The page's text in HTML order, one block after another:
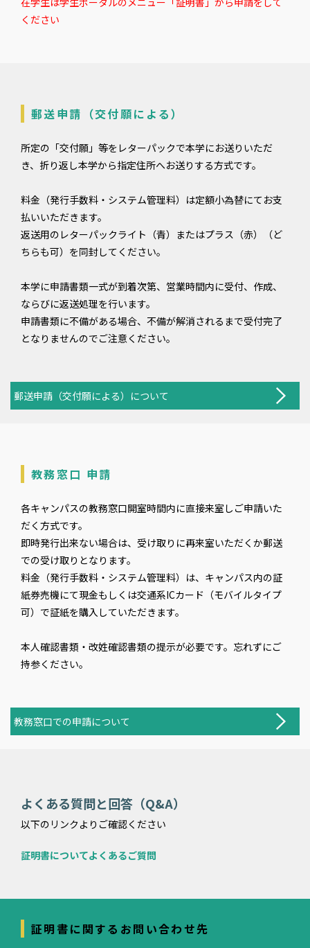
ください
郵送申請（交付願による）
所定の「交付願」等をレターパックで本学にお送りいただ
き、折り返し本学から指定住所へお送りする方式です。
料金（発行手数料・システム管理料）は定額小為替にてお支
払いいただきます。
返送用のレターパックライト（青）またはプラス（赤）（ど
ちらも可）を同封してください。
本学に申請書類一式が到着次第、営業時間内に受付、作成、
ならびに返送処理を行います。
申請書類に不備がある場合、不備が解消されるまで受付完了
となりませんのでご注意ください。
郵送申請（交付願による）について
教務窓口 申請
各キャンパスの教務窓口開室時間内に直接来室しご申請いた
だく方式です。
即時発行出来ない場合は、受け取りに再来室いただくか郵送
での受け取りとなります。
料金（発行手数料・システム管理料）は、キャンパス内の証
紙券売機にて現金もしくは交通系ICカード（モバイルタイプ
可）で証紙を購入していただきます。
本人確認書類・改姓確認書類の提示が必要です。忘れずにご
持参ください。
教務窓口での申請について
よくある質問と回答（Q&A）
以下のリンクよりご確認ください
証明書についてよくあるご質問
証明書に関するお問い合わせ先